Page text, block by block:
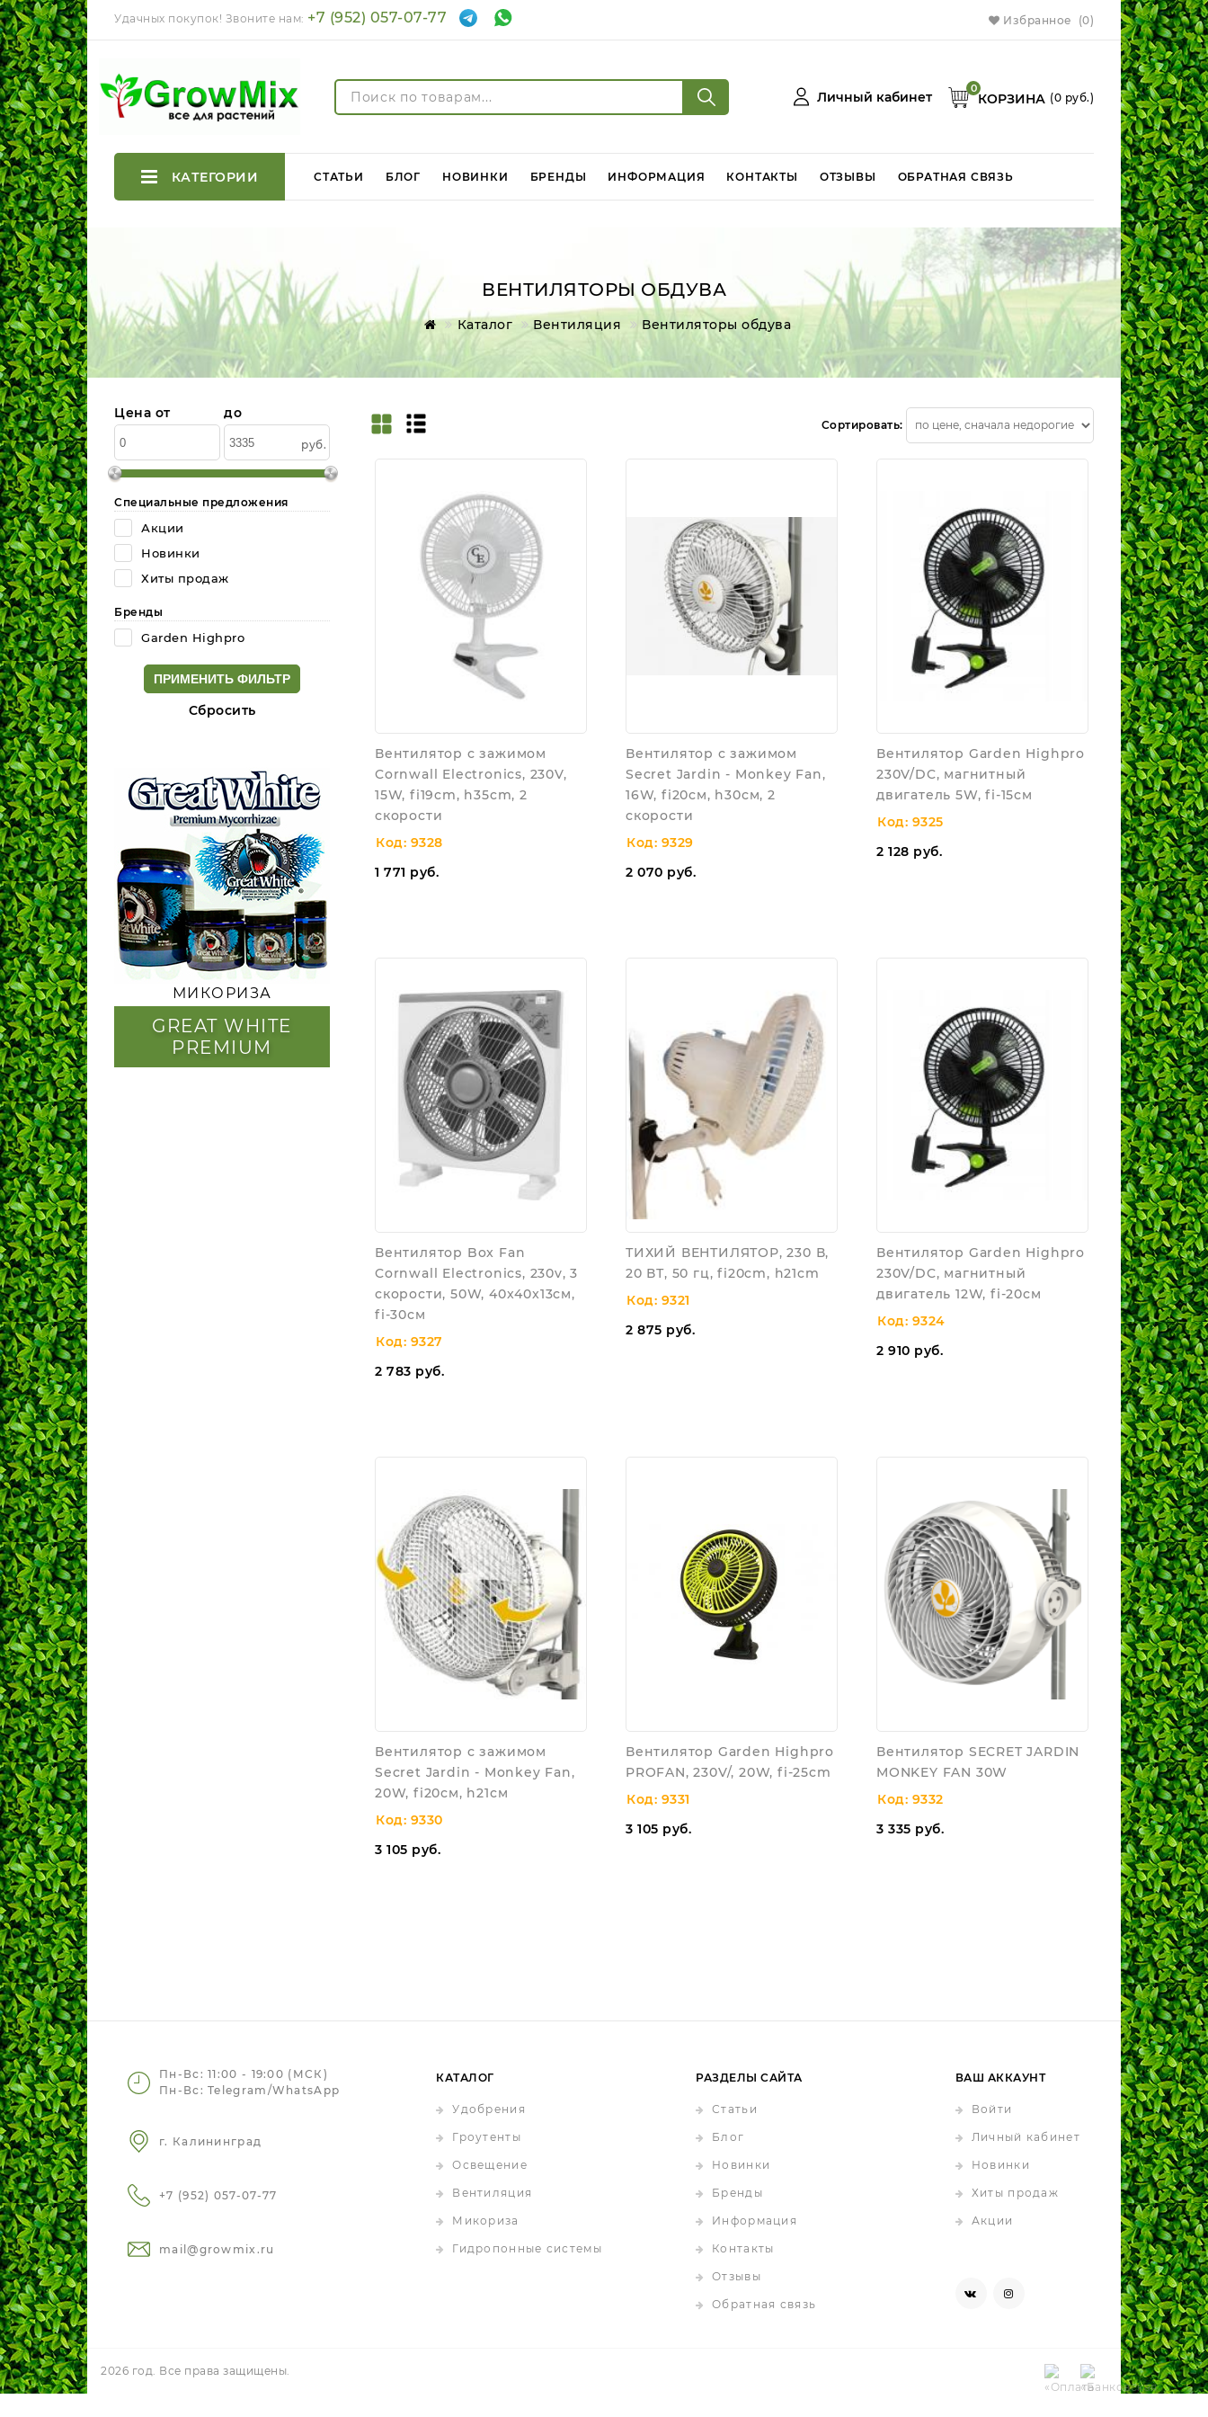
Удачных покупок! Звоните нам: +7 (952) 057-07-77 Избранное (0)
Личный кабинет КОРЗИНА
0
(0 руб.)
КАТЕГОРИИ СТАТЬИ БЛОГ НОВИНКИ БРЕНДЫ ИНФОРМАЦИЯ КОНТАКТЫ ОТЗЫВЫ ОБРАТНАЯ СВЯЗЬ
ВЕНТИЛЯТОРЫ ОБДУВА
Каталог Вентиляция Вентиляторы обдува
Цена от до
руб.
Специальные предложения
Акции
Новинки
Хиты продаж
Бренды
Garden Highpro
Cбросить
МИКОРИЗА
GREAT WHITE
PREMIUM
Сортировать:
Вентилятор с зажимом
Cornwall Electronics, 230V,
15W, fi19cm, h35cm, 2
скорости
Код: 9328
1 771 руб.
Вентилятор с зажимом
Secret Jardin - Monkey Fan,
16W, fi20см, h30см, 2
скорости
Код: 9329
2 070 руб.
Вентилятор Garden Highpro
230V/DC, магнитный
двигатель 5W, fi-15см
Код: 9325
2 128 руб.
Вентилятор Box Fan
Cornwall Electronics, 230v, 3
скорости, 50W, 40x40x13см,
fi-30см
Код: 9327
2 783 руб.
ТИХИЙ ВЕНТИЛЯТОР, 230 В,
20 ВТ, 50 гц, fi20cm, h21cm
Код: 9321
2 875 руб.
Вентилятор Garden Highpro
230V/DC, магнитный
двигатель 12W, fi-20см
Код: 9324
2 910 руб.
Вентилятор с зажимом
Secret Jardin - Monkey Fan,
20W, fi20см, h21см
Код: 9330
3 105 руб.
Вентилятор Garden Highpro
PROFAN, 230V/, 20W, fi-25cm
Код: 9331
3 105 руб.
Вентилятор SECRET JARDIN
MONKEY FAN 30W
Код: 9332
3 335 руб.
Пн-Вс: 11:00 - 19:00 (МСК)
Пн-Вс: Telegram/WhatsApp
г. Калининград
+7 (952) 057-07-77
mail@growmix.ru
КАТАЛОГ
Удобрения
Гроутенты
Освещение
Вентиляция
Микориза
Гидропонные системы
РАЗДЕЛЫ САЙТА
Статьи
Блог
Новинки
Бренды
Информация
Контакты
Отзывы
Обратная связь
ВАШ АККАУНТ
Войти
Личный кабинет
Новинки
Хиты продаж
Акции
2026 год. Все права защищены.